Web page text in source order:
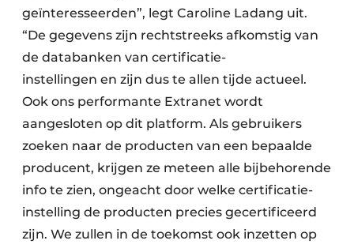
geïnteresseerden”, legt Caroline Ladang uit.
“De gegevens zijn rechtstreeks afkomstig van
de databanken van certificatie-
instellingen en zijn dus te allen tijde actueel.
Ook ons performante Extranet wordt
aangesloten op dit platform. Als gebruikers
zoeken naar de producten van een bepaalde
producent, krijgen ze meteen alle bijbehorende
info te zien, ongeacht door welke certificatie-
instelling de producten precies gecertificeerd
zijn. We zullen in de toekomst ook inzetten op